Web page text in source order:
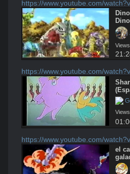
https://www.youtube.com/
https://www.youtube.com/
https://www.youtube.com/
el